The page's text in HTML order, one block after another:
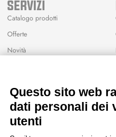
SERVIZI
Catalogo prodotti
Offerte
Novità
Wishlist
CEP GREEN
Questo sito web
dati personali dei
utenti